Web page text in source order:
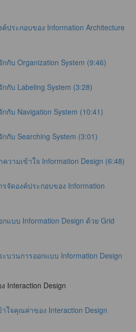
ค์ประกอบของ Information Architecture
กับ Organization System (9:46)
กับ Labeling System (3:28)
กับ Navigation System (10:41)
กับ Searching System (3:01)
วามเข้าใจ Information Design (6:48)
รจัดองค์ประกอบของ Information
กแบบ Information Design ด้วย Grid
ะบวนการออกแบบ Information Design
Interaction Design
าใจคุณค่าของ Interaction Design